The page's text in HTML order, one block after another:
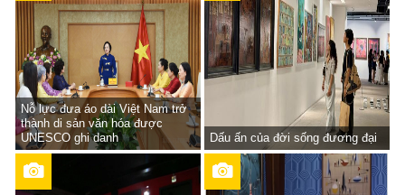
Nỗ lực đưa áo dài Việt Nam trở
thành di sản văn hóa được
UNESCO ghi danh
Dấu ấn của đời sống đương đại